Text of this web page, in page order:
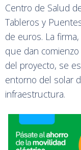
Centro de Salud
Tableros y
de euros. La
que dan
del proyecto, se
entorno del solar
infraestructura.